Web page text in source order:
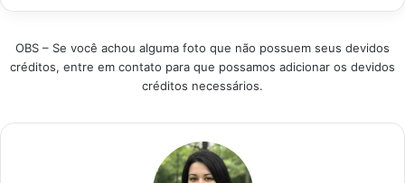
cozinha. Este guia foi
equipe de
especialistas para
analisar os modelos
mercado brasileiro,
OBS – Se você achou alguma foto que não possuem seus devidos
créditos, entre em contato para que possamos adicionar os devidos
créditos necessários.